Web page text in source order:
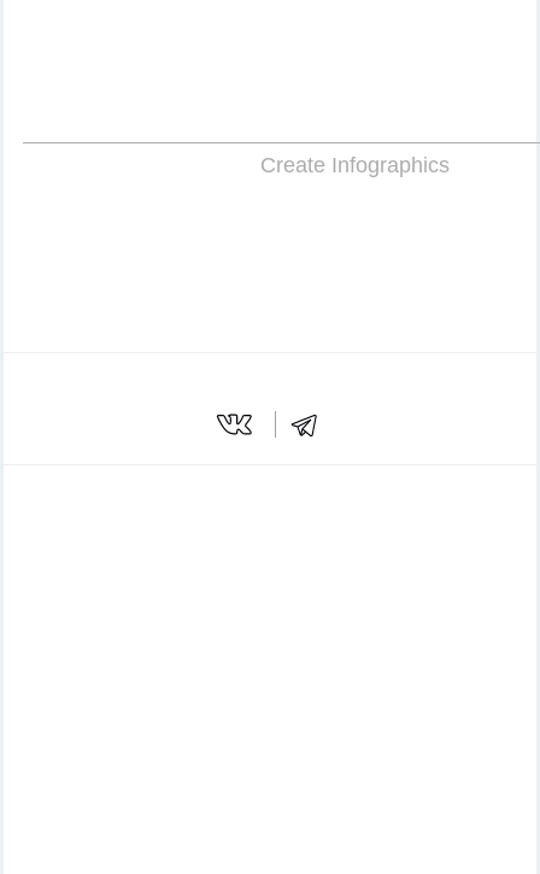
Create Infographics